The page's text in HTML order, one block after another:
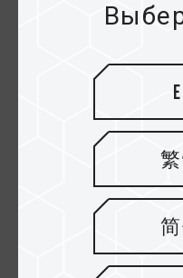
2. Обеспечение
Помимо базовой
отражает показатели
оборудования при
Продукты,
прошли
определенных
способны сохранять
длительной
нагрузок или